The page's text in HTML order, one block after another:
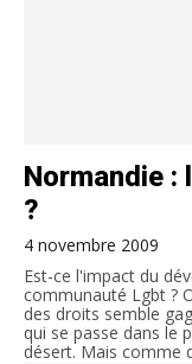
Normandie
?
4 novembre 2009
Est-ce l'impact du
communauté Lgbt ?
des droits semble
qui se passe dans le